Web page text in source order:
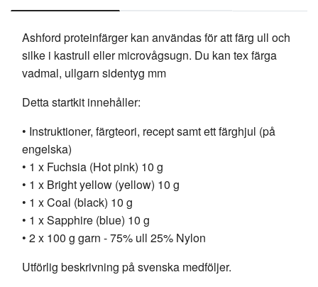
Ashford proteinfärger kan användas för att färg ull och
silke i kastrull eller microvågsugn. Du kan tex färga
vadmal, ullgarn sidentyg mm
Detta startkit innehåller:
• Instruktioner, färgteori, recept samt ett färghjul (på
engelska)
• 1 x Fuchsia (Hot pink) 10 g
• 1 x Bright yellow (yellow) 10 g
• 1 x Coal (black) 10 g
• 1 x Sapphire (blue) 10 g
• 2 x 100 g garn - 75% ull 25% Nylon
Utförlig beskrivning på svenska medföljer.